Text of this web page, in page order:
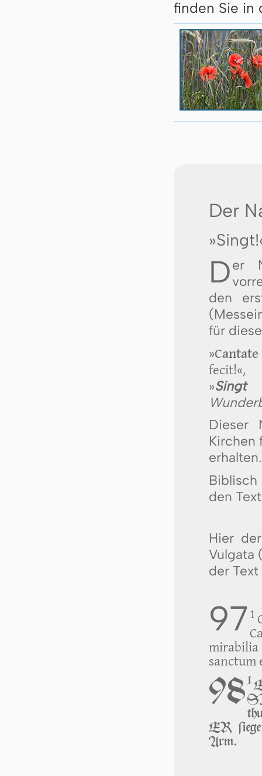
finden Sie
Der
Der
den
für
»Cantate
fecit!«,
»Singt
Dieser
Kirchen
erhalten.
den
Hier
Vulgata
der Text
97 1
sanctum
98 1
ER
Arm.